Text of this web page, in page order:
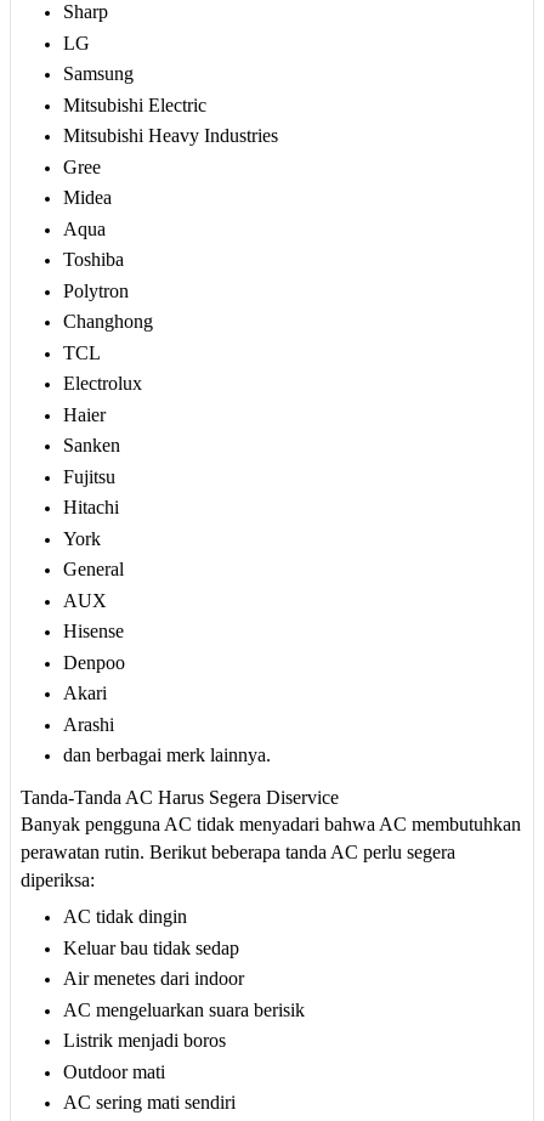
Sharp
LG
Samsung
Mitsubishi Electric
Mitsubishi Heavy Industries
Gree
Midea
Aqua
Toshiba
Polytron
Changhong
TCL
Electrolux
Haier
Sanken
Fujitsu
Hitachi
York
General
AUX
Hisense
Denpoo
Akari
Arashi
dan berbagai merk lainnya.
Tanda-Tanda AC Harus Segera Diservice
Banyak pengguna AC tidak menyadari bahwa AC membutuhkan
perawatan rutin. Berikut beberapa tanda AC perlu segera
diperiksa:
AC tidak dingin
Keluar bau tidak sedap
Air menetes dari indoor
AC mengeluarkan suara berisik
Listrik menjadi boros
Outdoor mati
AC sering mati sendiri